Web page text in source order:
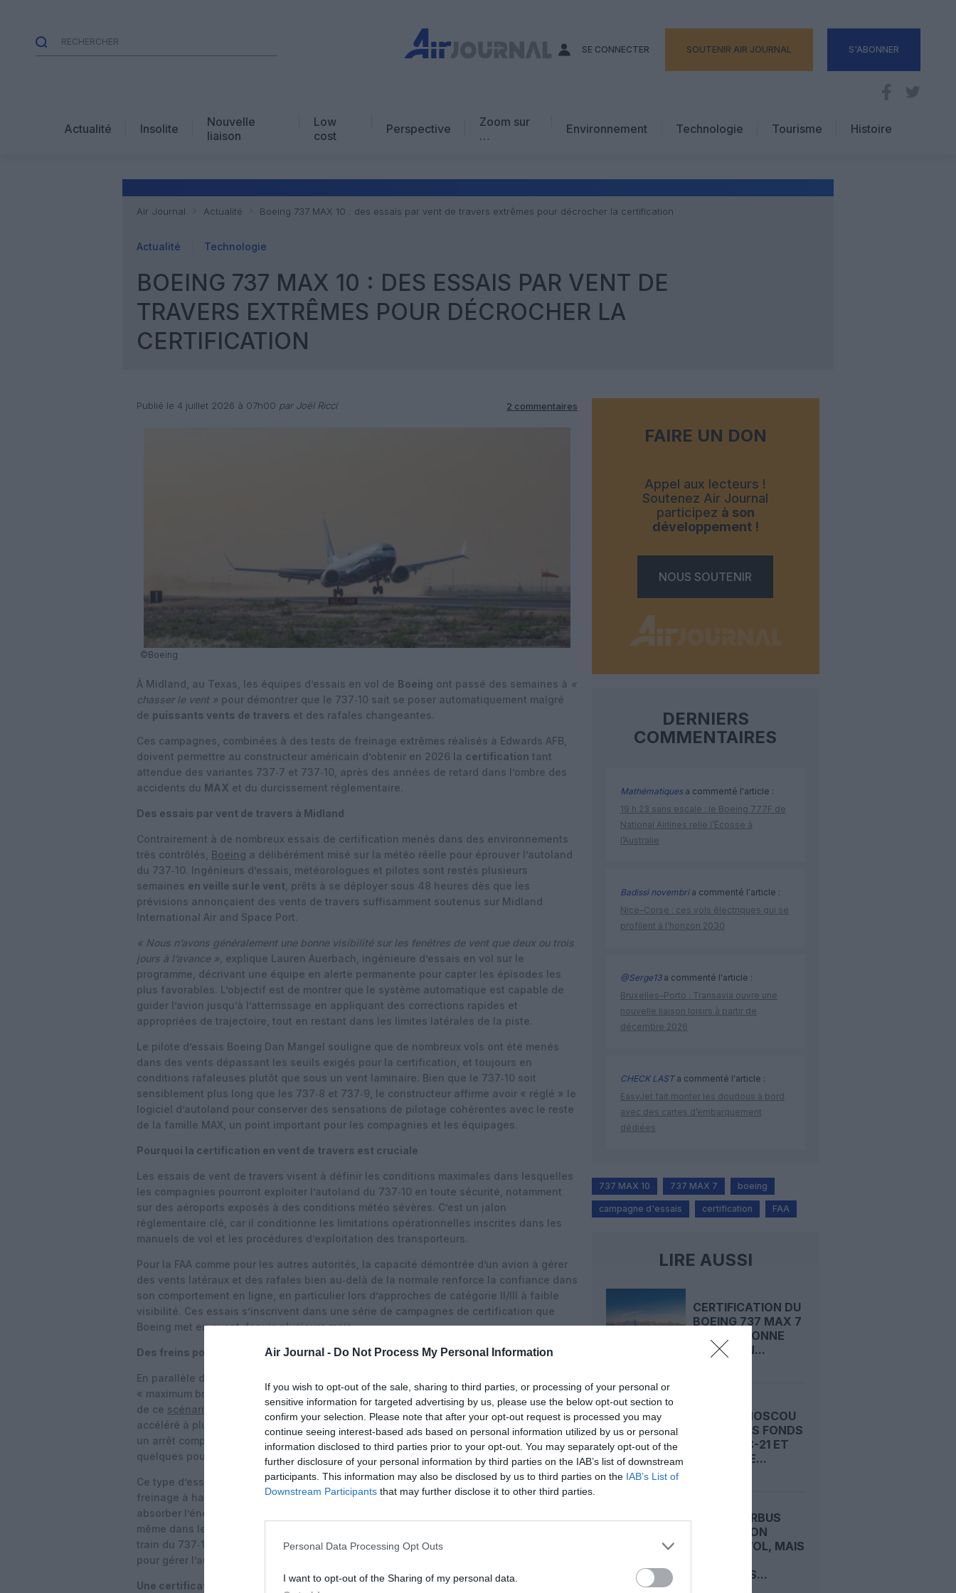
Air Journal - Do Not Process My Personal Information
If you wish to opt-out of the sale, sharing to third parties, or processing of your personal or
sensitive information for targeted advertising by us, please use the below opt-out section to
confirm your selection. Please note that after your opt-out request is processed you may
continue seeing interest-based ads based on personal information utilized by us or personal
information disclosed to third parties prior to your opt-out. You may separately opt-out of the
further disclosure of your personal information by third parties on the IAB’s list of downstream
participants. This information may also be disclosed by us to third parties on the IAB’s List of
Downstream Participants that may further disclose it to other third parties.
Personal Data Processing Opt Outs
I want to opt-out of the Sharing of my personal data.
SE CONNECTER SOUTENIR AIR JOURNAL S'ABONNER
Actualité Insolite
Nouvelle
liaison
Low
cost
Perspective
Zoom sur
…
Avis d’expert
Environnement Technologie
Tourisme
Hôtellerie
Histoire
Air Journal Actualité Boeing 737 MAX 10 : des essais par vent de travers extrêmes pour décrocher la certification
Actualité Technologie
BOEING 737 MAX 10 : DES ESSAIS PAR VENT DE
TRAVERS EXTRÊMES POUR DÉCROCHER LA
CERTIFICATION
Publié le 4 juillet 2026 à 07h00 par Joël Ricci 2 commentaires
©Boeing
À Midland, au Texas, les équipes d’essais en vol de Boeing ont passé des semaines à «
chasser le vent » pour démontrer que le 737‑10 sait se poser automatiquement malgré
de puissants vents de travers et des rafales changeantes.
Ces campagnes, combinées à des tests de freinage extrêmes réalisés à Edwards AFB,
doivent permettre au constructeur américain d’obtenir en 2026 la certification tant
attendue des variantes 737‑7 et 737‑10, après des années de retard dans l’ombre des
accidents du MAX et du durcissement réglementaire.
Des essais par vent de travers à Midland
Contrairement à de nombreux essais de certification menés dans des environnements
très contrôlés, Boeing a délibérément misé sur la météo réelle pour éprouver l’autoland
du 737‑10. Ingénieurs d’essais, météorologues et pilotes sont restés plusieurs
semaines en veille sur le vent , prêts à se déployer sous 48 heures dès que les
prévisions annonçaient des vents de travers suffisamment soutenus sur Midland
International Air and Space Port.
« Nous n’avons généralement une bonne visibilité sur les fenêtres de vent que deux ou trois
jours à l’avance », explique Lauren Auerbach, ingénieure d’essais en vol sur le
programme, décrivant une équipe en alerte permanente pour capter les épisodes les
plus favorables. L’objectif est de montrer que le système automatique est capable de
guider l’avion jusqu’à l’atterrissage en appliquant des corrections rapides et
appropriées de trajectoire, tout en restant dans les limites latérales de la piste.
Le pilote d’essais Boeing Dan Mangel souligne que de nombreux vols ont été menés
dans des vents dépassant les seuils exigés pour la certification, et toujours en
conditions rafaleuses plutôt que sous un vent laminaire. Bien que le 737‑10 soit
sensiblement plus long que les 737‑8 et 737‑9, le constructeur affirme avoir « réglé » le
logiciel d’autoland pour conserver des sensations de pilotage cohérentes avec le reste
de la famille MAX, un point important pour les compagnies et les équipages.
Pourquoi la certification en vent de travers est cruciale
Les essais de vent de travers visent à définir les conditions maximales dans lesquelles
les compagnies pourront exploiter l’autoland du 737‑10 en toute sécurité, notamment
sur des aéroports exposés à des conditions météo sévères. C’est un jalon
réglementaire clé, car il conditionne les limitations opérationnelles inscrites dans les
manuels de vol et les procédures d’exploitation des transporteurs.
Pour la FAA comme pour les autres autorités, la capacité démontrée d’un avion à gérer
des vents latéraux et des rafales bien au‑delà de la normale renforce la confiance dans
son comportement en ligne, en particulier lors d’approches de catégorie II/III à faible
visibilité. Ces essais s’inscrivent dans une série de campagnes de certification que
Boeing met en avant depuis plusieurs mois.
Des freins poussés au maximum à Edwards
En parallèle des essais de vent de travers, Boeing a récemment bouclé les tests dits de
« maximum brake energy » sur le 737‑10 à Edwards Air Force Base, en Californie. Lors
de ce scénario de décollage interrompu en conditions de masse maximale, l’avion a été
accéléré à plus de 180 kt (environ 207 mph) avant que le pilote d’essais ne déclenche
un arrêt complet, sans inverseurs de poussée, avec des freins volontairement usés à
quelques pourcents de la fin de vie nominale.
Ce type d’essai vise à valider que le train d’atterrissage et un nouveau système de
freinage à haute capacité – le plus puissant jamais installé sur un 737 – peuvent
absorber l’énergie cinétique et les températures extrêmes générées sans défaillance,
même dans le
train du 737‑10 et ajouté un rotor composite supplémentaire dans les freins carbone
pour gérer l’augmentation de masse maximale au décollage.
Une certification attendue en 2026, après des années de retard
FAIRE UN DON
Appel aux lecteurs !
Soutenez Air Journal
participez à son
développement !
NOUS SOUTENIR
DERNIERS
COMMENTAIRES
Mathématiquesa commenté l'article :
19 h 23 sans escale : le Boeing 777F de
National Airlines relie l’Écosse à
l’Australie
Badissi novembria commenté l'article :
Nice–Corse : ces vols électriques qui se
profilent à l’horizon 2030
@Serge13a commenté l'article :
Bruxelles–Porto : Transavia ouvre une
nouvelle liaison loisirs à partir de
décembre 2026
CHECK LASTa commenté l'article :
EasyJet fait monter les doudous à bord
avec des cartes d’embarquement
dédiées
737 MAX 10 737 MAX 7 boeing
campagne d'essais certification FAA
LIRE AUSSI
CERTIFICATION DU
BOEING 737 MAX 7
: LA FAA DONNE
ENFIN SON...
RUSSIE : MOSCOU
REMET DES FONDS
SUR LE MC-21 ET
POUSSE LE...
A350F : AIRBUS
DÉCALE SON
PREMIER VOL, MAIS
TOUJOURS...